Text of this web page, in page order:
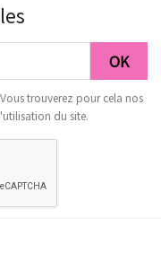
trouverez pour cela nos
du site.